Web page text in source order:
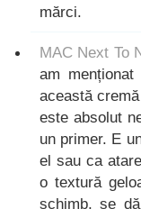
mărci.
MAC Next To
am
această
este absolut
un primer. E
el sau ca
o textură
schimb, se